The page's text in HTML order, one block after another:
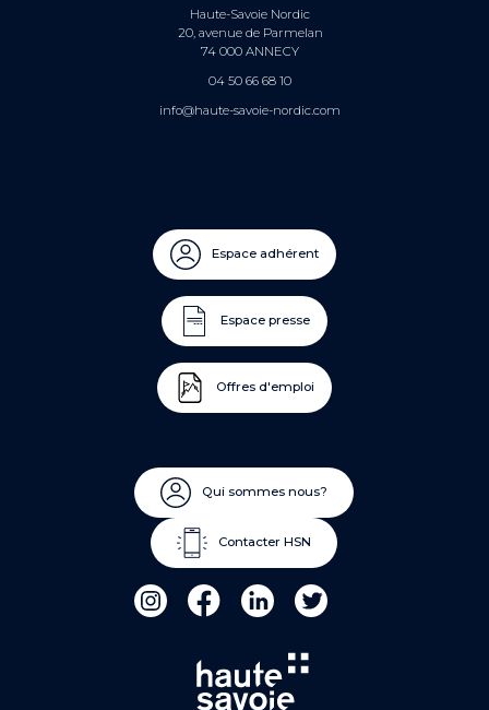
Haute-Savoie Nordic
20, avenue de Parmelan
74 000 ANNECY
04 50 66 68 10
info@haute-savoie-nordic.com
Espace adhérent
Espace presse
Offres d'emploi
Qui sommes nous?
Contacter HSN